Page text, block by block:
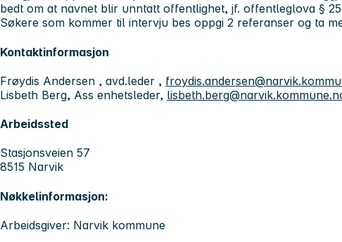
bedt om at navnet blir unntatt offentlighet, jf. offentleglova §
Søkere som kommer til intervju bes oppgi 2 referanser og ta
Kontaktinformasjon
Frøydis Andersen , avd.leder ,
Lisbeth Berg, Ass enhetsleder,
Arbeidssted
Stasjonsveien 57
8515 Narvik
Nøkkelinformasjon:
Arbeidsgiver: Narvik kommune